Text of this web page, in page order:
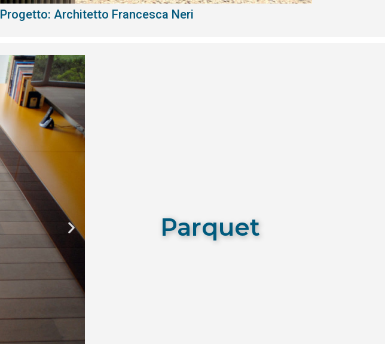
Progetto: Architetto Francesca Neri
Parquet